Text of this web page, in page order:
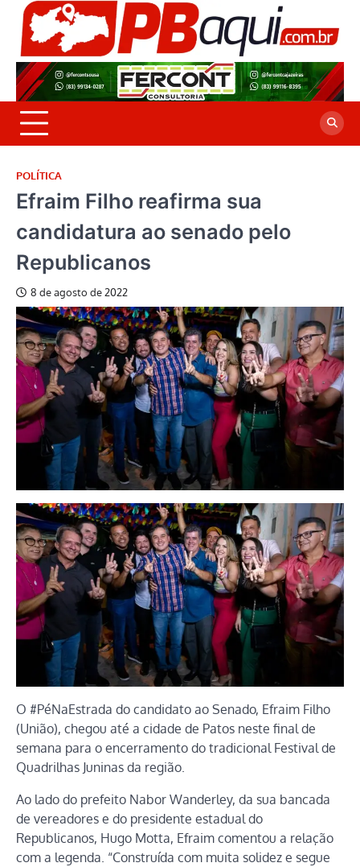
Skip
content
POLÍTICA
Efraim Filho reafirma sua
candidatura ao senado pelo
Republicanos
8 de agosto de 2022
O #PéNaEstrada do candidato ao Senado, Efraim Filho
(União), chegou até a cidade de Patos neste final de
semana para o encerramento do tradicional Festival de
Quadrilhas Juninas da região.
Ao lado do prefeito Nabor Wanderley, da sua bancada
de vereadores e do presidente estadual do
Republicanos, Hugo Motta, Efraim comentou a relação
com a legenda. “Construída com muita solidez e segue